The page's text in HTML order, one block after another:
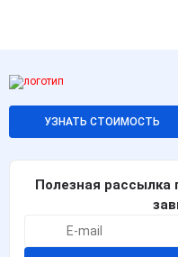
УЗНАТЬ СТОИМОСТЬ
Полезная рассылка